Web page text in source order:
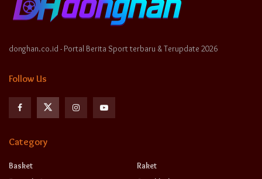
donghan.co.id - Portal Berita Sport terbaru & Terupdate 2026
Follow Us
Category
Basket
Raket